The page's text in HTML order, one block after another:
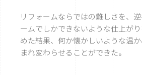
リフォームならではの難しさを、
ームでしかできないような仕上が
めた結果、何か懐かしいような温
まれ変わらせることができた。